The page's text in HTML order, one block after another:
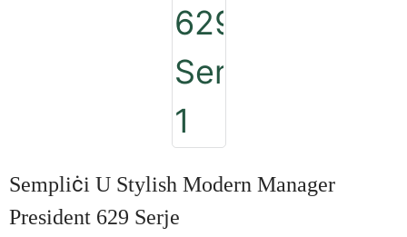
Sempliċi U Stylish Modern Manager
President 629 Serje